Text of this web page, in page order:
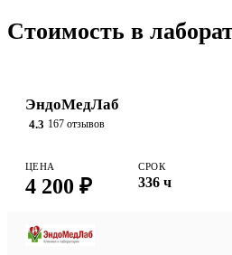
Стоимость в
ЭндоМедЛаб
4.3 167 отзывов
ЦЕНА
4 200 ₽
СРОК
336 ч